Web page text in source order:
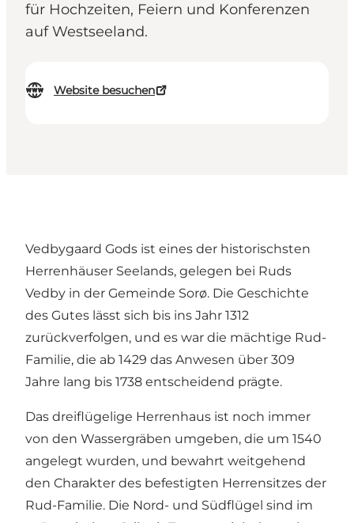
für Hochzeiten, Feiern und Konferenzen
auf Westseeland.
Website besuchen
Vedbygaard Gods ist eines der historischsten
Herrenhäuser Seelands, gelegen bei Ruds
Vedby in der Gemeinde Sorø. Die Geschichte
des Gutes lässt sich bis ins Jahr 1312
zurückverfolgen, und es war die mächtige Rud-
Familie, die ab 1429 das Anwesen über 309
Jahre lang bis 1738 entscheidend prägte.
Das dreiflügelige Herrenhaus ist noch immer
von den Wassergräben umgeben, die um 1540
angelegt wurden, und bewahrt weitgehend
den Charakter des befestigten Herrensitzes der
Rud-Familie. Die Nord- und Südflügel sind im